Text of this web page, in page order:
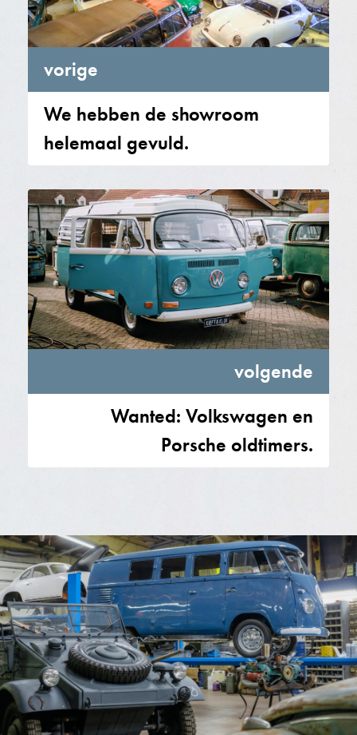
vorige
We hebben de showroom
helemaal gevuld.
volgende
Wanted: Volkswagen en
Porsche oldtimers.